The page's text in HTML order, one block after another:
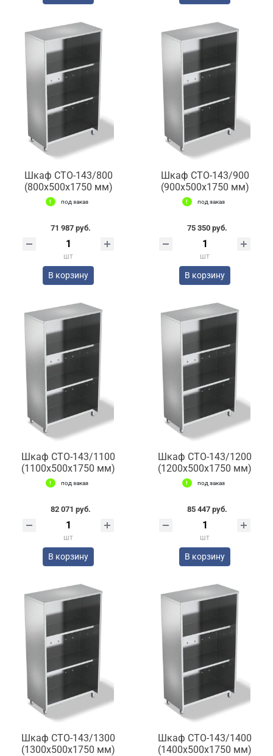
Шкаф СТО-143/800
(800x500x1750 мм)
под заказ
71 987 руб.
шт
В корзину
Шкаф СТО-143/900
(900x500x1750 мм)
под заказ
75 350 руб.
шт
В корзину
Шкаф СТО-143/1100
(1100x500x1750 мм)
под заказ
82 071 руб.
шт
В корзину
Шкаф СТО-143/1200
(1200x500x1750 мм)
под заказ
85 447 руб.
шт
В корзину
Шкаф СТО-143/1300
(1300x500x1750 мм)
Шкаф СТО-143/1400
(1400x500x1750 мм)